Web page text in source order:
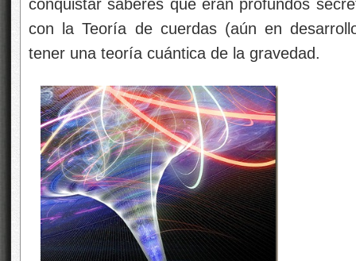
conquistar saberes que eran profundos
con la Teoría de cuerdas (aún en
tener una teoría cuántica de la gravedad.